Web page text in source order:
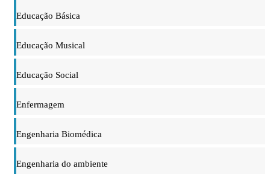
Educação Básica
Educação Musical
Educação Social
Enfermagem
Engenharia Biomédica
Engenharia do ambiente